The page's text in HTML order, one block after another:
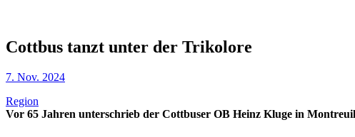
Cottbus tanzt unter der Trikolore
7. Nov. 2024
Region
Vor 65 Jahren unterschrieb der Cottbuser OB Heinz Kluge in